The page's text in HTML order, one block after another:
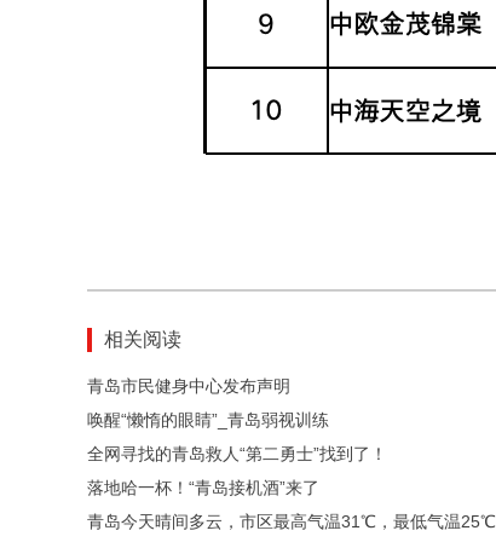
相关阅读
青岛市民健身中心发布声明
唤醒“懒惰的眼睛”_青岛弱视训练
全网寻找的青岛救人“第二勇士”找到了！
落地哈一杯！“青岛接机酒”来了
青岛今天晴间多云，市区最高气温31℃，最低气温25℃